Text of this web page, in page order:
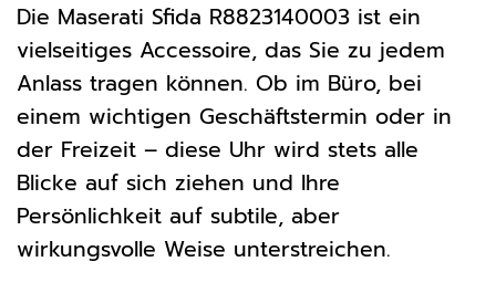
Die Maserati Sfida R8823140003 ist ein
vielseitiges Accessoire, das Sie zu jedem
Anlass tragen können. Ob im Büro, bei
einem wichtigen Geschäftstermin oder in
der Freizeit – diese Uhr wird stets alle
Blicke auf sich ziehen und Ihre
Persönlichkeit auf subtile, aber
wirkungsvolle Weise unterstreichen.